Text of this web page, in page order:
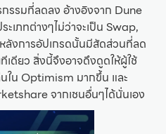
รรมที่ลดลง อ้างอิงจาก Dune
ะเภทต่างๆไม่ว่าจะเป็น Swap,
งการอัปเกรดนั้นมีสัดส่วนที่ลด
เดียว สิ่งนี้จึงอาจดึงดูดให้ผู้ใช้
นใน Optimism มากขึ้น และ
จากเชนอื่นๆได้นั่นเอง